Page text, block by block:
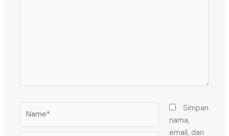
Simpan
nama,
email, dan